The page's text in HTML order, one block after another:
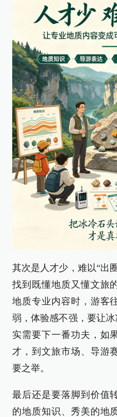
其次是人才少，难以“出
找到既懂地质又懂文旅
地质专业内容时，游客
弱，体验感不强，要让
实需要下一番功夫，如
才，到文旅市场、导游
要之举。
最后还是要落脚到价值
的地质知识、秀美的地